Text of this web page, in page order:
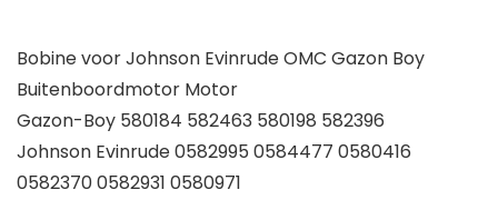
Bobine voor Johnson Evinrude OMC Gazon Boy
Buitenboordmotor Motor
Gazon-Boy 580184 582463 580198 582396
Johnson Evinrude 0582995 0584477 0580416
0582370 0582931 0580971